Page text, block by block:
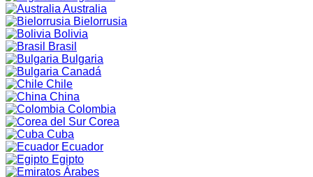
Australia
Bielorrusia
Bolivia
Brasil
Bulgaria
Canadá
Chile
China
Colombia
Corea
Cuba
Ecuador
Egipto